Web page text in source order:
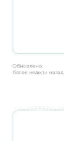
Обновлено:
более недели назад